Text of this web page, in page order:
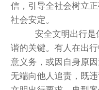
信，引导全社会树立
社会安定。
安全文明出行
谐的关键。有人在出
意义务，或因自身原
无端向他人追责，既